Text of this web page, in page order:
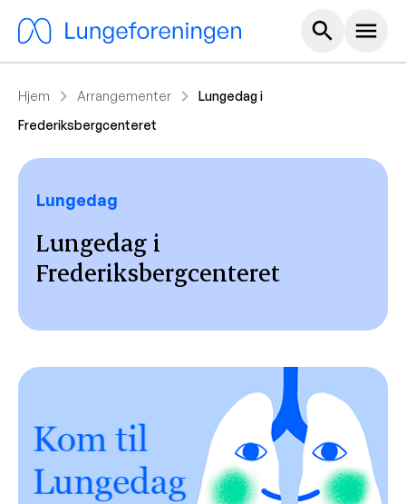
search Hoved
menu
Hjem chevron_right Arrangementer chevron_right
Lungedag i
Frederiksbergcenteret
Lungedag
Lungedag i
Frederiksbergcenteret